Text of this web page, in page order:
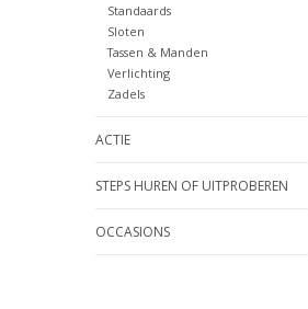
Standaards
Sloten
Tassen & Manden
Verlichting
Zadels
ACTIE
STEPS HUREN OF UITPROBEREN
OCCASIONS